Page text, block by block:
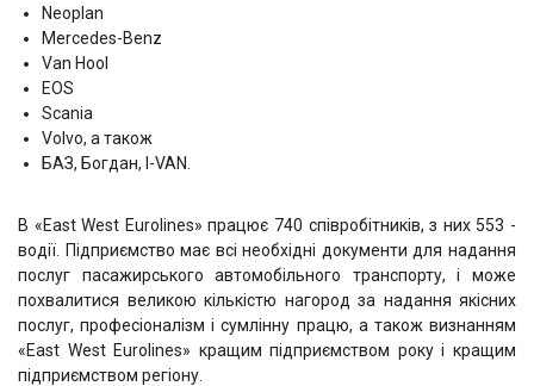
Neoplan
Mercedes-Benz
Van Hool
EOS
Scania
Volvo, а також
БАЗ, Богдан, I-VAN.
В «East West Eurolines» працює 740 співробітників, з них 553 -
водії. Підприємство має всі необхідні документи для надання
послуг пасажирського автомобільного транспорту, і може
похвалитися великою кількістю нагород за надання якісних
послуг, професіоналізм і сумлінну працю, а також визнанням
«East West Eurolines» кращим підприємством року і кращим
підприємством регіону.